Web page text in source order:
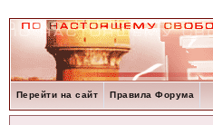
Перейти на сайт Правила Форума